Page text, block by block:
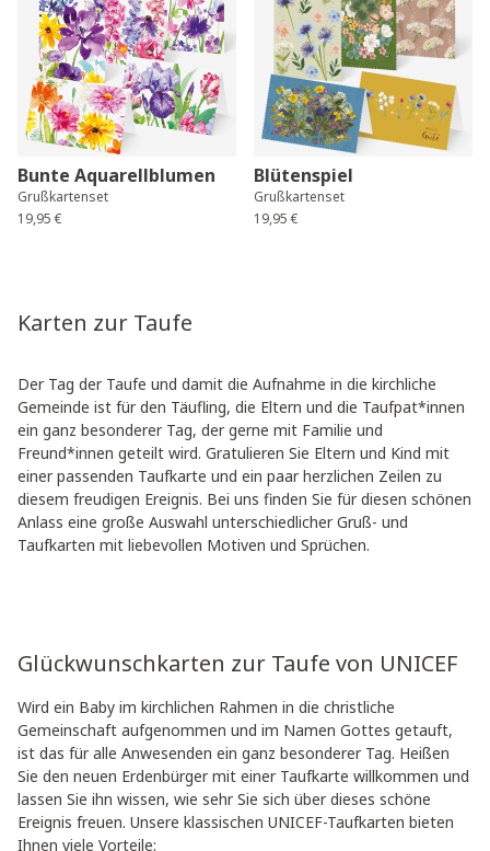
Bunte Aquarellblumen
Grußkartenset
19,95 €
Blütenspiel
Grußkartenset
19,95 €
Karten zur Taufe
Der Tag der Taufe und damit die Aufnahme in die kirchliche
Gemeinde ist für den Täufling, die Eltern und die Taufpat*innen
ein ganz besonderer Tag, der gerne mit Familie und
Freund*innen geteilt wird. Gratulieren Sie Eltern und Kind mit
einer passenden Taufkarte und ein paar herzlichen Zeilen zu
diesem freudigen Ereignis. Bei uns finden Sie für diesen schönen
Anlass eine große Auswahl unterschiedlicher Gruß- und
Taufkarten mit liebevollen Motiven und Sprüchen.
Glückwunschkarten zur Taufe von UNICEF
Wird ein Baby im kirchlichen Rahmen in die christliche
Gemeinschaft aufgenommen und im Namen Gottes getauft,
ist das für alle Anwesenden ein ganz besonderer Tag. Heißen
Sie den neuen Erdenbürger mit einer Taufkarte willkommen und
lassen Sie ihn wissen, wie sehr Sie sich über dieses schöne
Ereignis freuen. Unsere klassischen UNICEF-Taufkarten bieten
Ihnen viele Vorteile: